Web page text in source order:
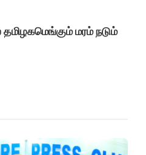
தமிழகமெங்கும் மரம் நடும்